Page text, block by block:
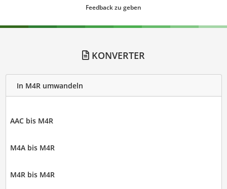
Feedback zu geben
KONVERTER
In M4R umwandeln
AAC bis M4R
M4A bis M4R
M4R bis M4R